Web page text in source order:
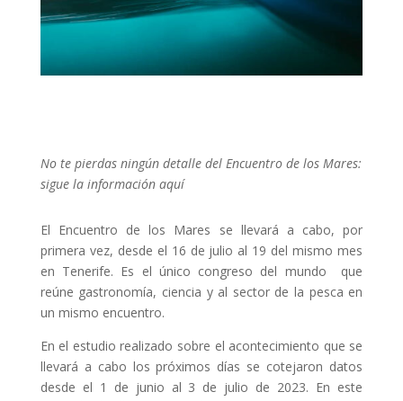
No te pierdas ningún detalle del Encuentro de los Mares:
sigue la información aquí
El Encuentro de los Mares se llevará a cabo, por
primera vez, desde el 16 de julio al 19 del mismo mes
en Tenerife. Es el único congreso del mundo que
reúne gastronomía, ciencia y al sector de la pesca en
un mismo encuentro.
En el estudio realizado sobre el acontecimiento que se
llevará a cabo los próximos días se cotejaron datos
desde el 1 de junio al 3 de julio de 2023. En este